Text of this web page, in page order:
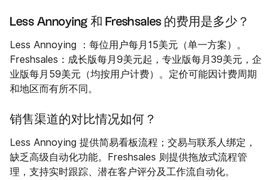
Less Annoying 和 Freshsales 的费用是多少？
Less Annoying ：每位用户每月15美元（单一方案）。
Freshsales：成长版每月9美元起，专业版每月39美元，企
业版每月59美元（均按用户计费）。定价可能因计费周期
和地区而有所不同。
销售渠道的对比情况如何？
Less Annoying 提供简易看板流程；交易与联系人绑定，
缺乏高级自动化功能。Freshsales 则提供拖放式流程管
理，支持实时跟踪、潜在客户评分及工作流自动化。